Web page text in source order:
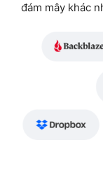
đám mây khác